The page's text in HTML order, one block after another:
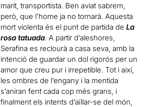
marit, transportista. Ben aviat sabrem,
però, que l’home ja no tornarà. Aquesta
mort violenta és el punt de partida deLa
rosa tatuada. A partir d’aleshores,
Serafina es reclourà a casa seva, amb la
intenció de guardar un dol rigorós per un
amor que creu pur i irrepetible. Tot i així,
les ombres de l’engany i la mentida
s’aniran fent cada cop més grans, i
finalment els intents d’aïllar-se del món,